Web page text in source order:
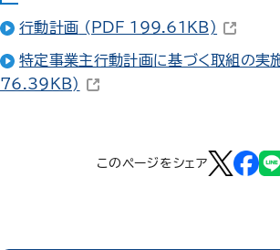
行動計画 (PDF 199.61KB) （新しい
特定事業主行動計画に基づく取組の実
76.39KB) （新しいウィンドウで開きます）
このページをシェア